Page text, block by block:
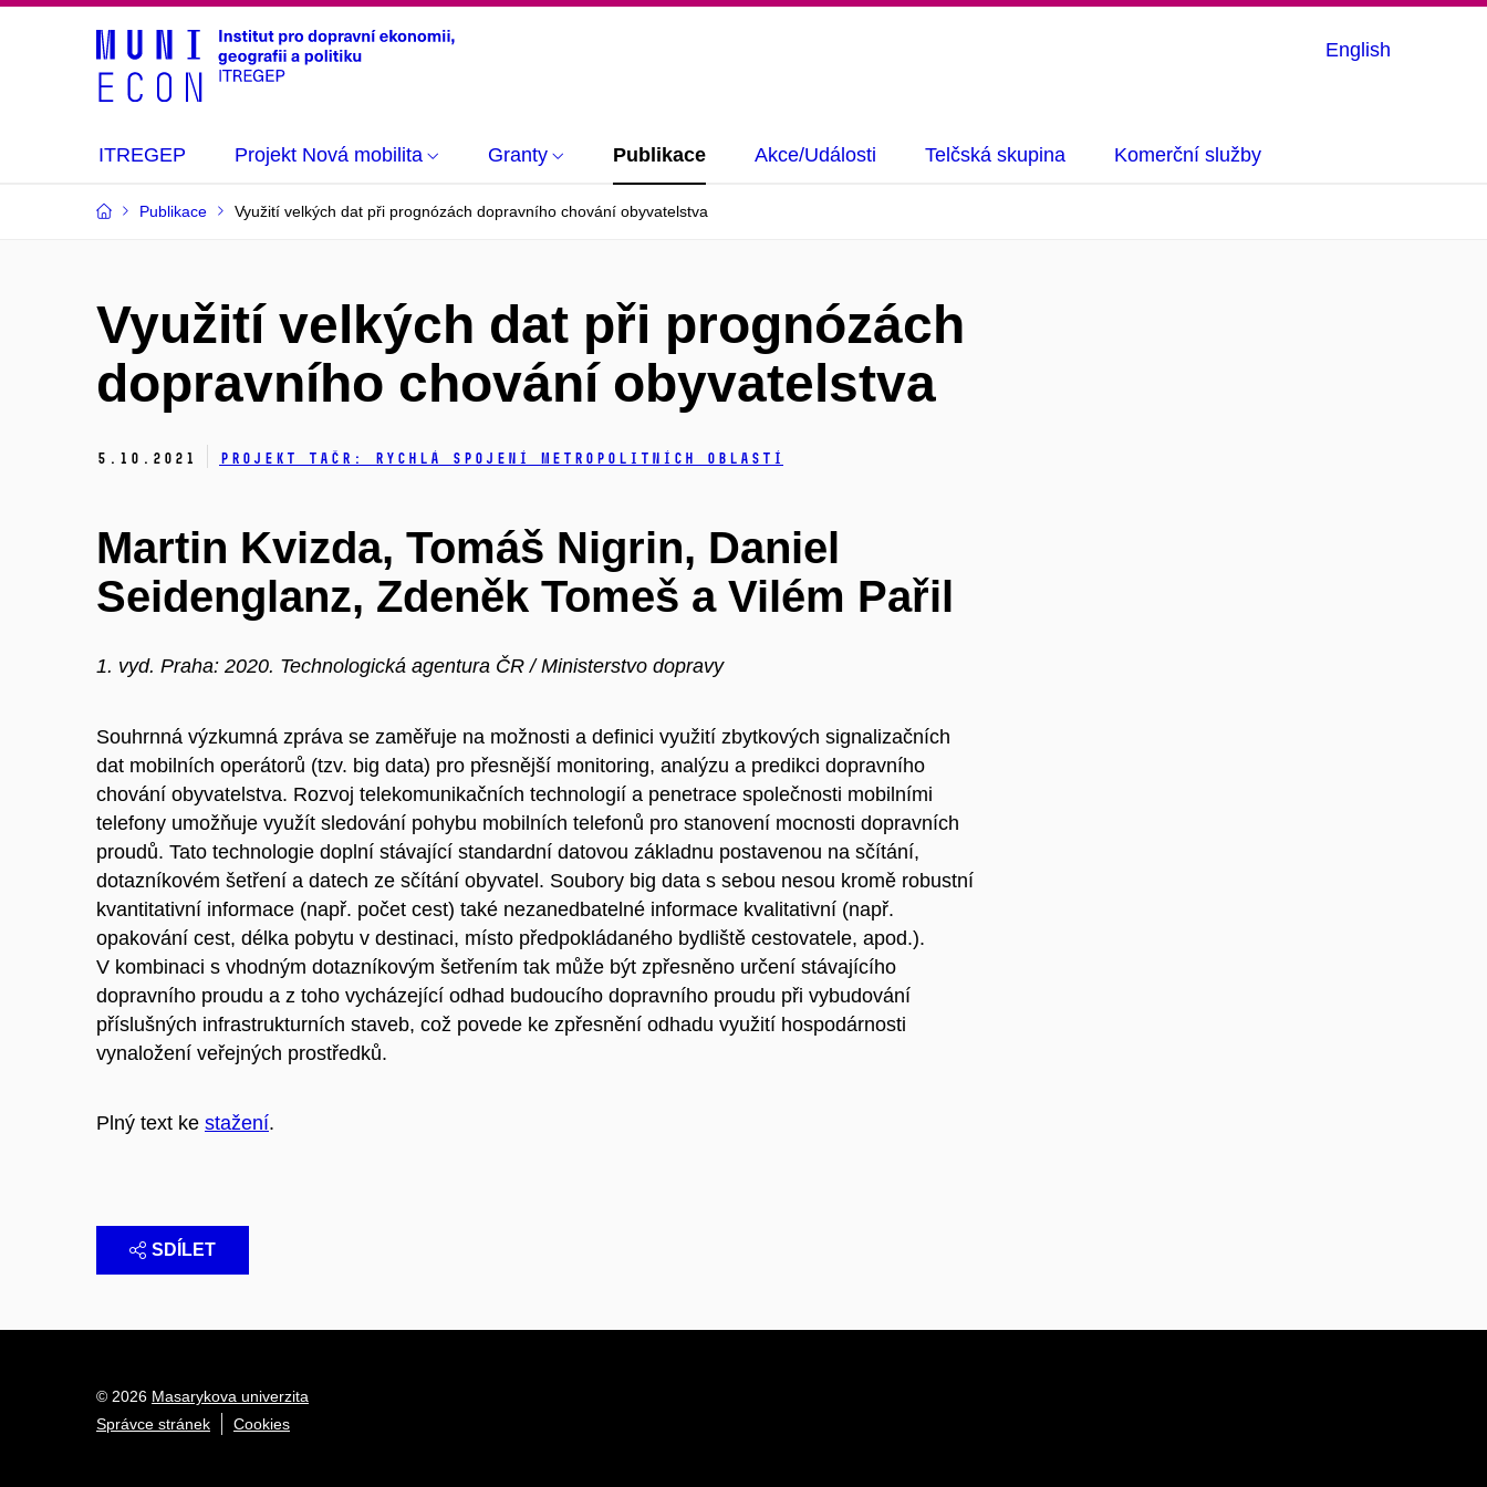
English
ITREGEP Projekt Nová mobilita Granty Publikace Akce/Události Telčská skupina Komerční služby
Publikace Využití velkých dat při prognózách dopravního chování obyvatelstva
Využití velkých dat při prognózách
dopravního chování obyvatelstva
5. 10. 2021 Projekt TAČR: Rychlá spojení metropolitních oblastí
Martin Kvizda, Tomáš Nigrin, Daniel
Seidenglanz, Zdeněk Tomeš a Vilém Pařil
1. vyd. Praha: 2020. Technologická agentura ČR / Ministerstvo dopravy
Souhrnná výzkumná zpráva se zaměřuje na možnosti a definici využití zbytkových signalizačních
dat mobilních operátorů (tzv. big data) pro přesnější monitoring, analýzu a predikci dopravního
chování obyvatelstva. Rozvoj telekomunikačních technologií a penetrace společnosti mobilními
telefony umožňuje využít sledování pohybu mobilních telefonů pro stanovení mocnosti dopravních
proudů. Tato technologie doplní stávající standardní datovou základnu postavenou na sčítání,
dotazníkovém šetření a datech ze sčítání obyvatel. Soubory big data s sebou nesou kromě robustní
kvantitativní informace (např. počet cest) také nezanedbatelné informace kvalitativní (např.
opakování cest, délka pobytu v destinaci, místo předpokládaného bydliště cestovatele, apod.).
V kombinaci s vhodným dotazníkovým šetřením tak může být zpřesněno určení stávajícího
dopravního proudu a z toho vycházející odhad budoucího dopravního proudu při vybudování
příslušných infrastrukturních staveb, což povede ke zpřesnění odhadu využití hospodárnosti
vynaložení veřejných prostředků.
Plný text ke stažení.
SDÍLET
© 2026 Masarykova univerzita
Správce stránek
Cookies